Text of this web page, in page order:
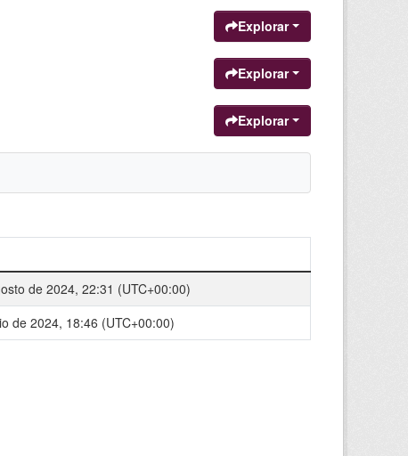
Explorar
Explorar
Explorar
de 2024, 22:31 (UTC+00:00)
de 2024, 18:46 (UTC+00:00)